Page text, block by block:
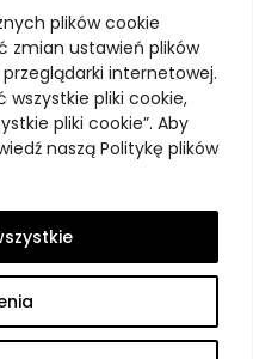
plików cookie
zmian ustawień plików
internetowej.
wszystkie pliki cookie,
pliki cookie”. Aby
naszą Politykę plików